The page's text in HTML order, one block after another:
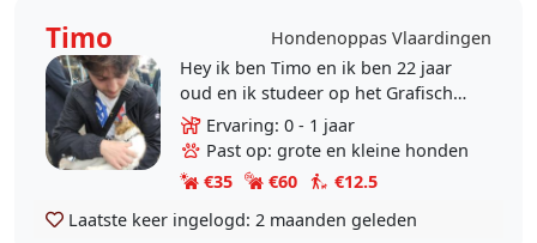
Timo
Hondenoppas Vlaardingen
Hey ik ben Timo en ik ben 22 jaar
oud en ik studeer op het Grafisch
Lyceum in Rotterdam. Ik ben sinds
jongs af aan al een dierenvriend en
vindt het..
Ervaring: 0 - 1 jaar
Past op: grote en kleine honden
€35
€60
€12.5
Laatste keer ingelogd: 2 maanden geleden